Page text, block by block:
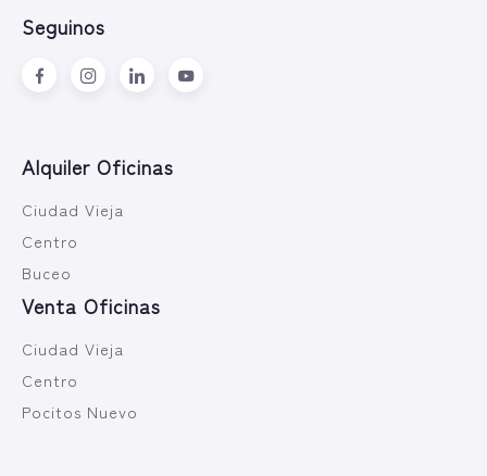
Seguinos
Alquiler Oficinas
Ciudad Vieja
Centro
Buceo
Venta Oficinas
Ciudad Vieja
Centro
Pocitos Nuevo